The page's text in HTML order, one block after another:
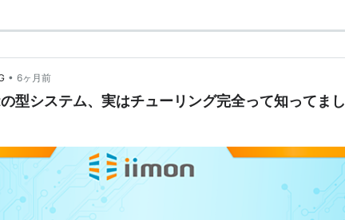
• 6ヶ月前
型システム、実はチューリング完全って知ってまし